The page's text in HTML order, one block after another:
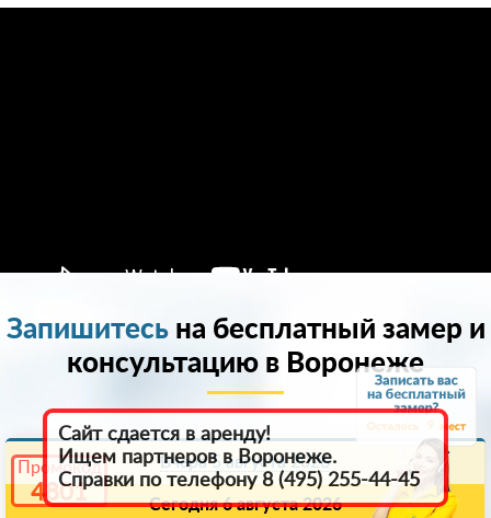
9
Промокод
4801
Запишитесьна бесплатный замер и
консультацию в Воронеже
Вчера 5 августа 2026
Сегодня 6 августа 2026
Сайт сдается в аренду!
Ищем партнеров в Воронеже.
Справки по телефону 8 (495) 255-44-45